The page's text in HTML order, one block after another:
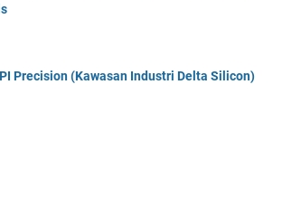
Precision (Kawasan Industri Delta Silicon)